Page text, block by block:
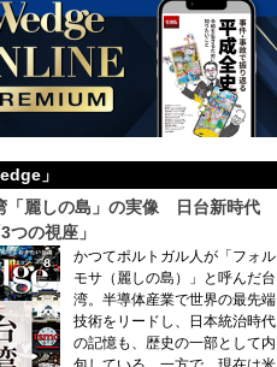
」
「麗しの島」の実像 日台新時代
つの視座」
かつてポルトガル人が「フォル
モサ（麗しの島）」と呼んだ台
湾。半導体産業で世界の最先端
技術をリードし、日本統治時代
の記憶も、歴史の一部として内